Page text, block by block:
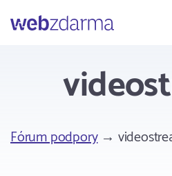
Webzdarma
Fórum podpory→